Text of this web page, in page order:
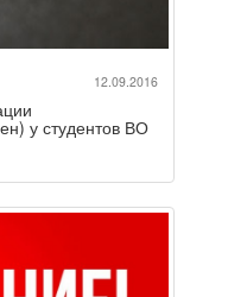
12.09.2016
у студентов ВО